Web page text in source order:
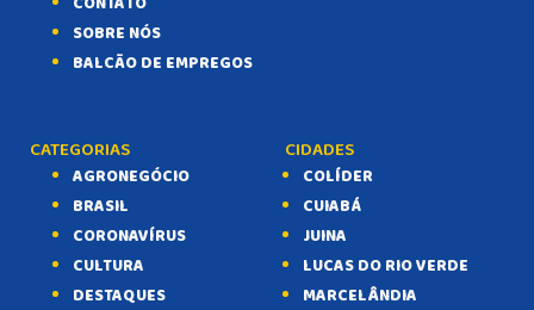
SOBRE NÓS
BALCÃO DE EMPREGOS
CATEGORIAS
AGRONEGÓCIO
BRASIL
CORONAVÍRUS
CULTURA
DESTAQUES
CIDADES
COLÍDER
CUIABÁ
JUINA
LUCAS DO RIO VERDE
MARCELÂNDIA